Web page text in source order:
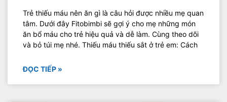
Trẻ thiếu máu nên ăn gì là câu hỏi được nhiều mẹ quan
tâm. Dưới đây Fitobimbi sẽ gợi ý cho mẹ những món
ăn bổ máu cho trẻ hiệu quả và dễ làm. Cùng theo dõi
và bỏ túi mẹ nhé. Thiếu máu thiếu sắt ở trẻ em: Cách
ĐỌC TIẾP »